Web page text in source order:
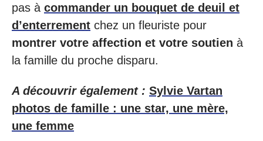
pas à commander un bouquet de deuil et
d’enterrement chez un fleuriste pour
montrer votre affection et votre soutien à
la famille du proche disparu.
A découvrir également : Sylvie Vartan
photos de famille : une star, une mère,
une femme